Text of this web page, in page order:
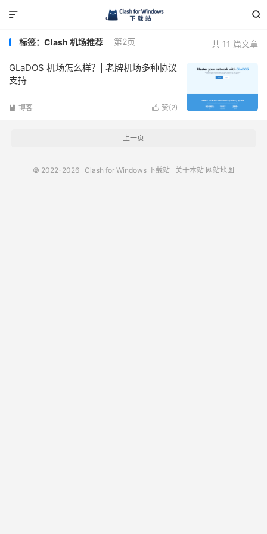


共 11 篇文章
标签：Clash 机场推荐 第2页
GLaDOS 机场怎么样？| 老牌机场多种协议
支持
 赞(2)
 博客
上一页
© 2022-2026 Clash for Windows 下载站 关于本站 网站地图